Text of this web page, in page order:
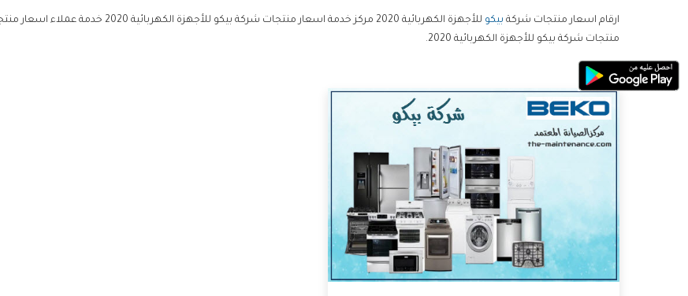
ارقام اسعار منتجات شركة بيكو
منتجات شركة بيكو للأجهزة الكهربائية 2020.